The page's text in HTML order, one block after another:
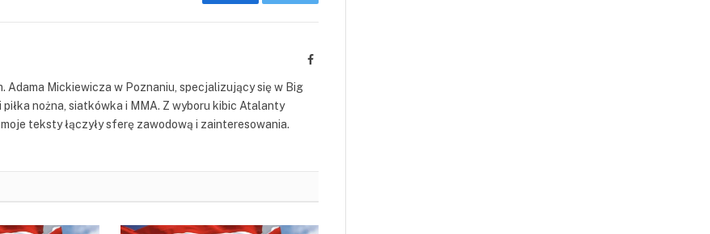
Facebook Twitter
Facebook
Adama Mickiewicza w Poznaniu, specjalizujący się w Big
nożna, siatkówka i MMA. Z wyboru kibic Atalanty
teksty łączyły sferę zawodową i zainteresowania.